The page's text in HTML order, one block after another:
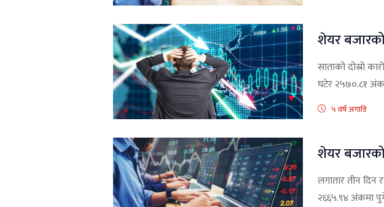
शेयर
साताको दोस्रो
घटेर २५७०.८१
५ वर्ष अगाडि
शेयर
लगातार तीन
२६६५.९४ अंकमा